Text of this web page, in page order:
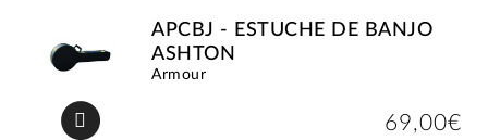
APCBJ - ESTUCHE DE BANJO
ASHTON
Armour
69,00€